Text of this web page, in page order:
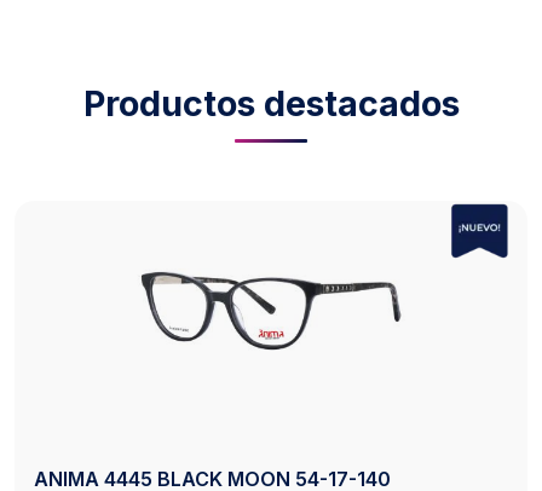
Productos destacados
AXESS 2742 BLACK 50-20-140